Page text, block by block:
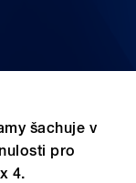
šachuje v
pro
4.